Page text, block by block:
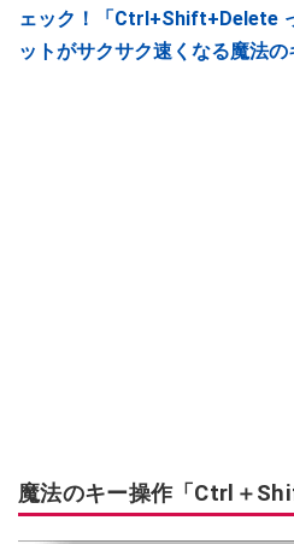
ェック！「Ctrl+Shift+Delete
ットがサクサク速くなる魔法の
魔法のキー操作「Ctrl＋